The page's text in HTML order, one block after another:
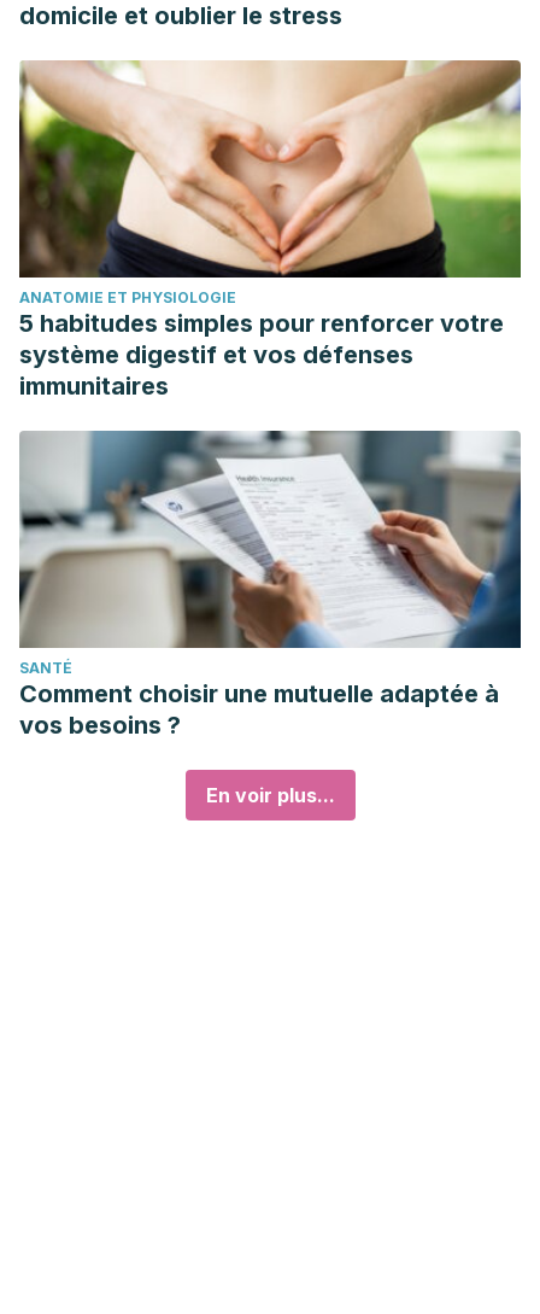
domicile et oublier le stress
ANATOMIE ET PHYSIOLOGIE
5 habitudes simples pour renforcer votre
système digestif et vos défenses
immunitaires
SANTÉ
Comment choisir une mutuelle adaptée à
vos besoins ?
En voir plus...